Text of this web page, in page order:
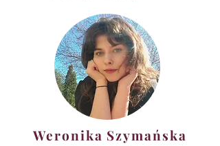
Weronika Szymańska